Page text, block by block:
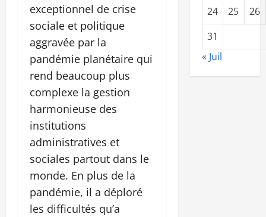
exceptionnel de crise
sociale et politique
aggravée par la
pandémie planétaire qui
rend beaucoup plus
complexe la gestion
harmonieuse des
institutions
administratives et
sociales partout dans le
monde. En plus de la
pandémie, il a déploré
les difficultés qu’a
24
25
26
31
« Juil